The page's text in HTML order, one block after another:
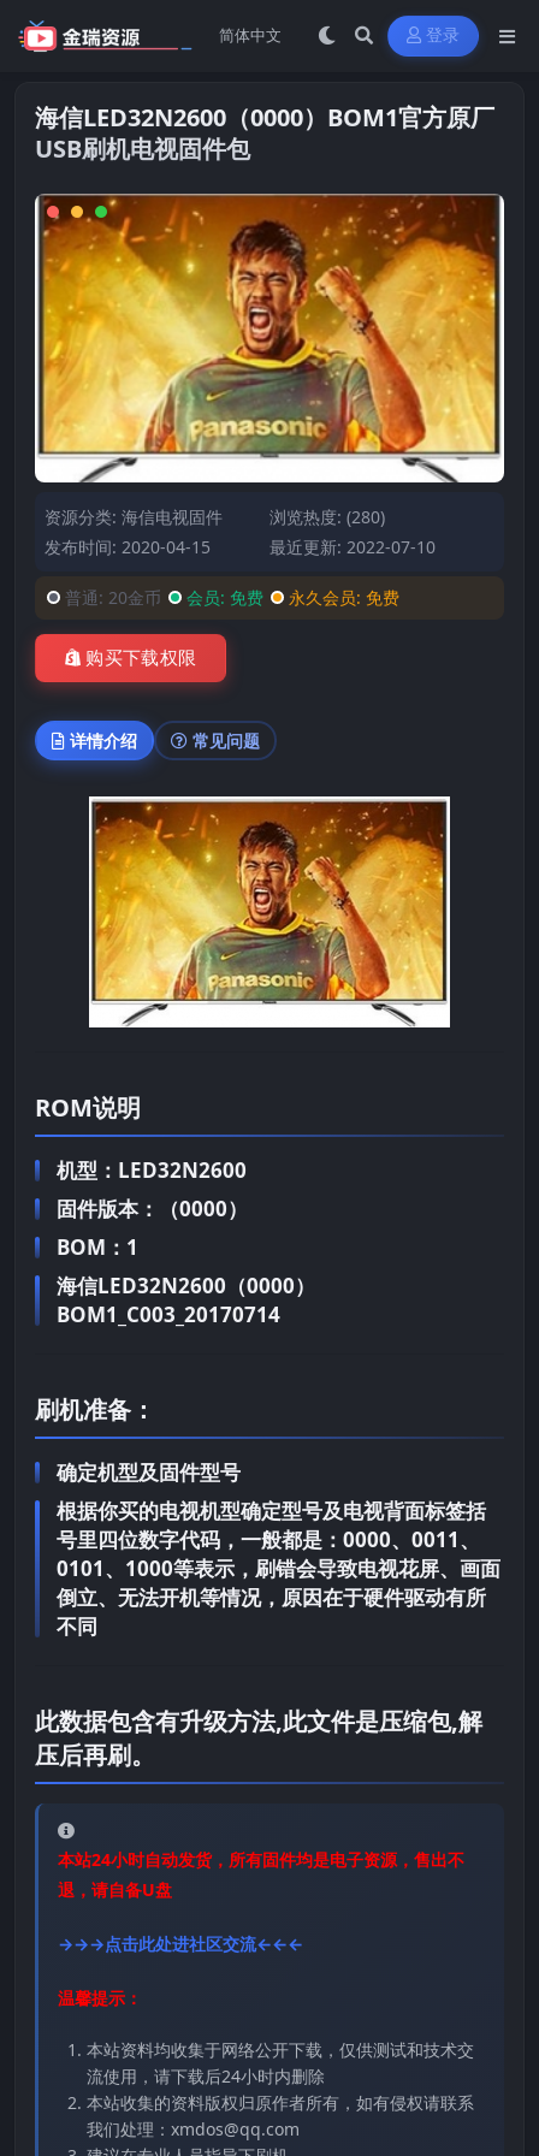
登录
海信LED32N2600（0000）BOM1官方原厂
USB刷机电视固件包
资源分类: 海信电视固件
浏览热度: (280)
发布时间: 2020-04-15
最近更新: 2022-07-10
普通: 20金币 会员: 免费 永久会员: 免费
购买下载权限
详情介绍 常见问题
ROM说明
机型：LED32N2600
固件版本：（0000）
BOM：1
海信LED32N2600（0000）
BOM1_C003_20170714
刷机准备：
确定机型及固件型号
根据你买的电视机型确定型号及电视背面标签括
号里四位数字代码，一般都是：0000、0011、
0101、1000等表示，刷错会导致电视花屏、画面
倒立、无法开机等情况，原因在于硬件驱动有所
不同
此数据包含有升级方法,此文件是压缩包,解
压后再刷。
本站24小时自动发货，所有固件均是电子资源，售出不
退，请自备U盘
→→→点击此处进社区交流←←←
温馨提示：
本站资料均收集于网络公开下载，仅供测试和技术交
流使用，请下载后24小时内删除
本站收集的资料版权归原作者所有，如有侵权请联系
我们处理：xmdos@qq.com